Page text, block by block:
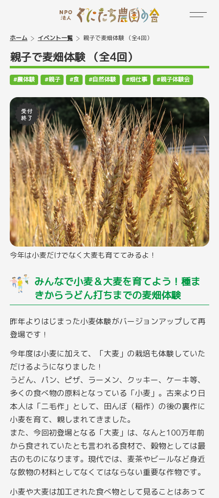
ホーム イベント一覧 親子で麦畑体験 （全4回）
親子で麦畑体験 （全4回）
農体験 親子 食 自然体験 畑仕事 親子体験会
今年は小麦だけでなく大麦も育ててみるよ！
みんなで小麦＆大麦を育てよう！種ま
きからうどん打ちまでの麦畑体験
昨年よりはじまった小麦体験がバージョンアップして再
登場です！
今年度は小麦に加えて、「大麦」の栽培も体験していた
だけるようになりました！
うどん、パン、ピザ、ラーメン、クッキー、ケーキ等、
多くの食べ物の原料となっている「小麦」。古来より日
本人は「二毛作」として、田んぼ（稲作）の後の裏作に
小麦を育て、親しまれてきました。
また、今回初登場となる「大麦」は、なんと100万年前
から食されていたとも言われる食材で、穀物としては最
古のものになります。現代では、麦茶やビールなど身近
な飲物の材料としてなくてはならない重要な作物です。
小麦や大麦は加工された食べ物として見ることはあって